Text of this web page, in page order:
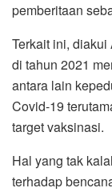
pemberitaan
Terkait ini,
di tahun 2021
antara lain
Covid-19
target vaksinasi.
Hal yang tak
terhadap